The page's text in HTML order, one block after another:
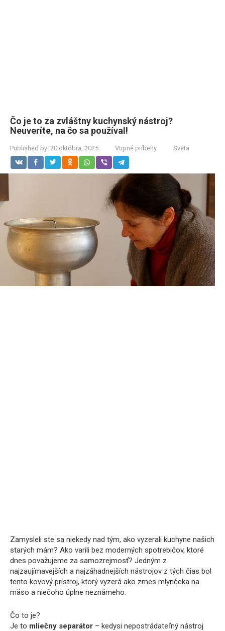
Čo je to za zvláštny kuchynský nástroj?
Neuveríte, na čo sa používal!
Published by: 20 októbra, 2025 Vtipné príbehy Sveta
Zamysleli ste sa niekedy nad tým, ako vyzerali kuchyne našich
starých mám? Ako varili bez moderných spotrebičov, ktoré
dnes považujeme za samozrejmosť? Jedným z
najzaujímavejších a najzáhadnejších nástrojov z tých čias bol
tento kovový prístroj, ktorý vyzerá ako zmes mlynčeka na
mäso a niečoho úplne neznámeho.
Čo to je?
Je to mliečny separátor – kedysi nepostrádateľný nástroj